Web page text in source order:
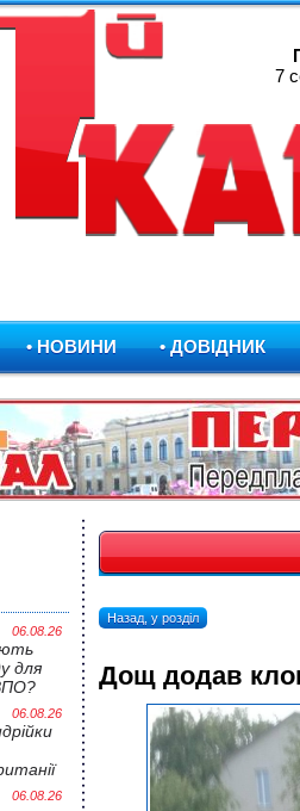
7
• НОВИНИ • ДОВІДНИК
06.08.26
для
06.08.26
06.08.26
Назад, у розділ
Дощ додав